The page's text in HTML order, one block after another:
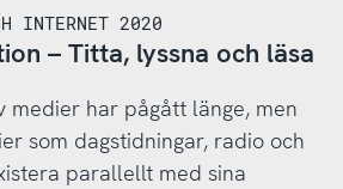
INTERNET 2020
– Titta, lyssna och läsa
medier har pågått länge, men
som dagstidningar, radio och
parallellt med sina